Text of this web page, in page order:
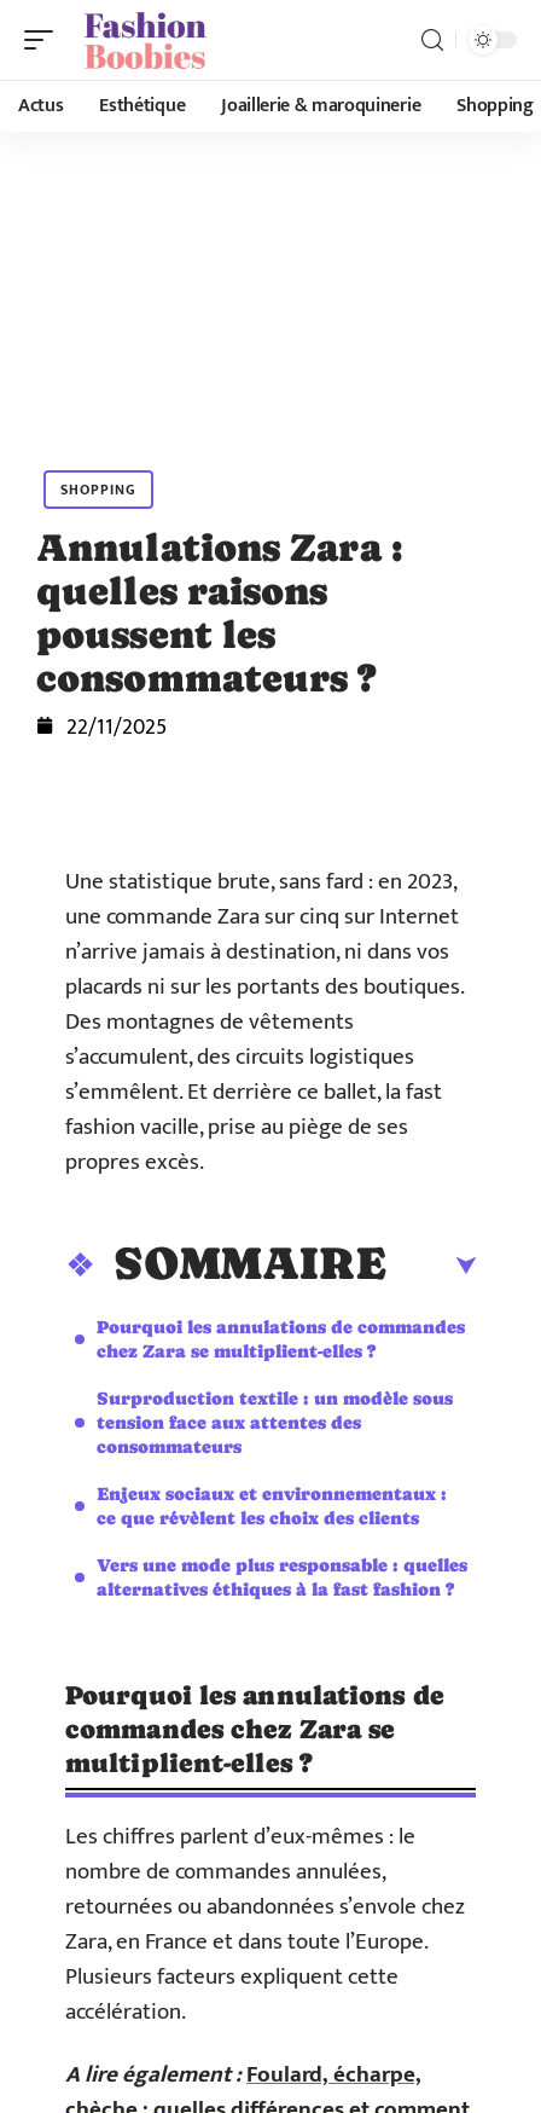
Actus Esthétique Joaillerie & maroquinerie Shopping
SHOPPING
Annulations Zara :
quelles raisons
poussent les
consommateurs ?
22/11/2025
Une statistique brute, sans fard : en 2023,
une commande Zara sur cinq sur Internet
n’arrive jamais à destination, ni dans vos
placards ni sur les portants des boutiques.
Des montagnes de vêtements
s’accumulent, des circuits logistiques
s’emmêlent. Et derrière ce ballet, la fast
fashion vacille, prise au piège de ses
propres excès.
SOMMAIRE
Pourquoi les annulations de commandes
chez Zara se multiplient-elles ?
Surproduction textile : un modèle sous
tension face aux attentes des
consommateurs
Enjeux sociaux et environnementaux :
ce que révèlent les choix des clients
Vers une mode plus responsable : quelles
alternatives éthiques à la fast fashion ?
Pourquoi les annulations de
commandes chez Zara se
multiplient-elles ?
Les chiffres parlent d’eux-mêmes : le
nombre de commandes annulées,
retournées ou abandonnées s’envole chez
Zara, en France et dans toute l’Europe.
Plusieurs facteurs expliquent cette
accélération.
A lire également :Foulard, écharpe,